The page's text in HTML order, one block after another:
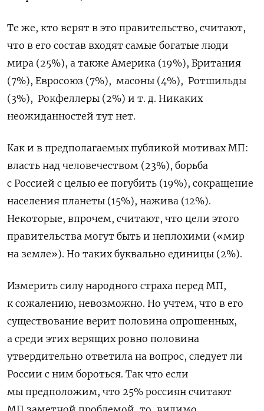
Те же, кто верят в это правительство, считают,
что в его состав входят самые богатые люди
мира (25%), а также Америка (19%), Британия
(7%), Евросоюз (7%), масоны (4%), Ротшильды
(3%), Рокфеллеры (2%) и т. д. Никаких
неожиданностей тут нет.
Как и в предполагаемых публикой мотивах МП:
власть над человечеством (23%), борьба
с Россией с целью ее погубить (19%), сокращение
населения планеты (15%), нажива (12%).
Некоторые, впрочем, считают, что цели этого
правительства могут быть и неплохими («мир
на земле»). Но таких буквально единицы (2%).
Измерить силу народного страха перед МП,
к сожалению, невозможно. Но учтем, что в его
существование верит половина опрошенных,
а среди этих верящих ровно половина
утвердительно ответила на вопрос, следует ли
России с ним бороться. Так что если
мы предположим, что 25% россиян считают